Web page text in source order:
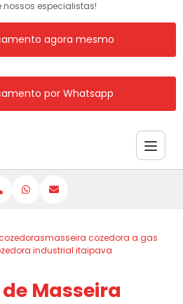
nossos especialistas!
agora mesmo
por Whatsapp
masseira cozedora a gas
industrial itaipava
Masseira